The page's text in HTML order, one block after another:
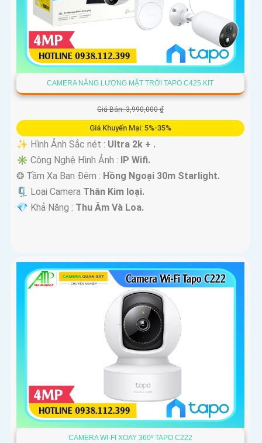
CAMERA NĂNG LƯỢNG MẶT TRỜI TAPO C425 KIT
Giá Bán: 3,990,000 ₫
Giá Khuyến Mại: 5%-35%
✨ Hình Ảnh Sắc nét : Ultra 2k + .
✳️ Công Nghệ Hình Ảnh : IP Wifi.
❂ Tầm Xa Ban Đêm : Hồng Ngoại 30m Starlight.
🗜️ Loại Camera Thân Kim loại.
️💎 Khả Năng : Thu Âm Và Loa.
CAMERA WI-FI XOAY 360º TAPO C222